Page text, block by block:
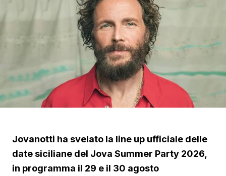
Jovanotti ha svelato la line up ufficiale delle
date siciliane del Jova Summer Party 2026,
in programma il 29 e il 30 agosto